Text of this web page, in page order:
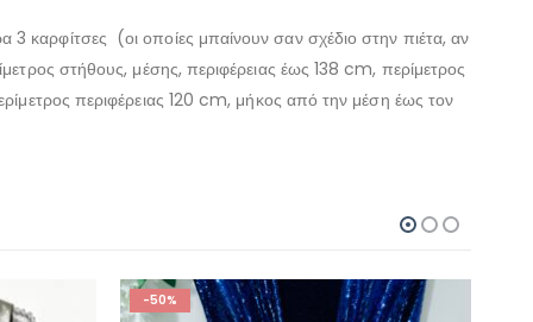
3 καρφίτσες (οι οποίες μπαίνουν σαν σχέδιο στην πιέτα, αν
στήθους, μέσης, περιφέρειας έως 138 cm, περίμετρος
περιφέρειας 120 cm, μήκος από την μέση έως τον